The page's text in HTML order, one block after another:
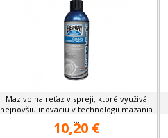
Mazivo na reťaz v spreji, ktoré využivá
nejnovšiu inováciu v technologii mazania
10,20 €